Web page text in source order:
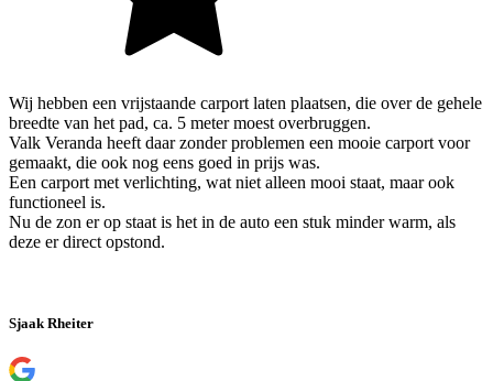
Wij hebben een vrijstaande carport laten plaatsen, die over de gehele
breedte van het pad, ca. 5 meter moest overbruggen.
Valk Veranda heeft daar zonder problemen een mooie carport voor
gemaakt, die ook nog eens goed in prijs was.
Een carport met verlichting, wat niet alleen mooi staat, maar ook
functioneel is.
Nu de zon er op staat is het in de auto een stuk minder warm, als
deze er direct opstond.
Sjaak Rheiter